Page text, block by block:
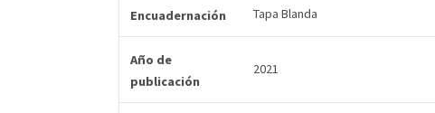
Encuadernación Tapa Blanda
Año de
publicación
2021